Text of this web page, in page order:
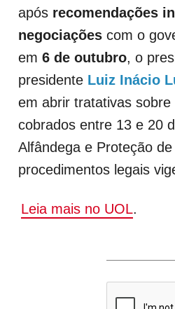
após recomendações
negociações com o
em 6 de outubro, o
presidente Luiz Inácio
em abrir tratativas
cobrados entre 13 e 20
Alfândega e Proteção
procedimentos legais
Leia mais no UOL.